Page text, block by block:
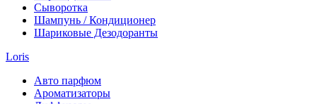
Сыворотка
Шампунь / Кондиционер
Шариковые Дезодоранты
Loris
Авто парфюм
Ароматизаторы